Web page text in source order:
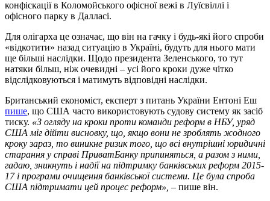
конфіскації в Коломойського офісної вежі в Луїсвіллі і
офісного парку в Далласі.
Для олігарха це означає, що він на гачку і будь-які його спроби
«відкотити» назад ситуацію в Україні, будуть для нього мати
ще більші наслідки. Щодо президента Зеленського, то тут
натяки більш, ніж очевидні – усі його кроки дуже чітко
відслідковуються і матимуть відповідні наслідки.
Британський економіст, експерт з питань України Ентоні Еш
пише, що США часто використовують судову систему як засіб
тиску. «З огляду на кроки проти команди реформ в НБУ, уряд
США міг дійти висновку, що, якщо вони не зроблять жодного
кроку зараз, то виникне ризик того, що всі внутрішні юридичні
старання у справі ПриватБанку припиняться, а разом з ними,
гадаю, зникнуть і надії на підтримку банківських реформ 2015-
17 і програми очищення банківської системи. Це була спроба
США підтримати цей процес реформ», – пише він.